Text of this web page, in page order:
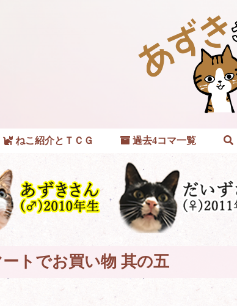
ねこ紹介とＴＣＧ 過去4コマ一覧
トでお買い物 其の五